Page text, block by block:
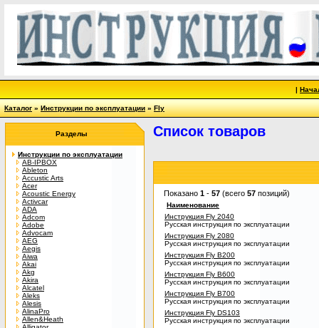
|
Каталог»Инструкции по эксплуатации»Fly
Разделы
Инструкции по эксплуатации
AB-IPBOX
Ableton
Accustic Arts
Acer
Acoustic Energy
Activcar
ADA
Adcom
Adobe
Advocam
AEG
Aegis
Aiwa
Akai
Akg
Akira
Alcatel
Aleks
Alesis
AlinaPro
Allen&Heath
Список товаров
Показано 1 - 57 (всего 57 позиций)
Наименование
Инструкция Fly 2040
Русская инструкция по эксплуатации
Инструкция Fly 2080
Русская инструкция по эксплуатации
Инструкция Fly B200
Русская инструкция по эксплуатации
Инструкция Fly B600
Русская инструкция по эксплуатации
Инструкция Fly B700
Русская инструкция по эксплуатации
Инструкция Fly DS103
Русская инструкция по эксплуатации